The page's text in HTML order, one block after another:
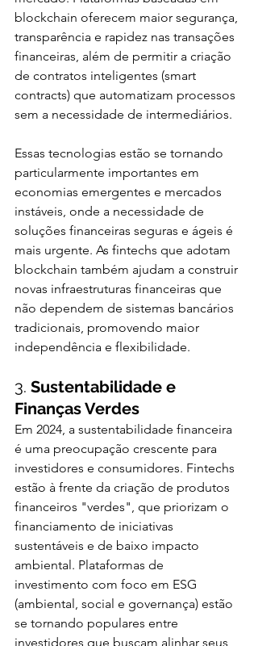
blockchain oferecem maior segurança,
transparência e rapidez nas transações
financeiras, além de permitir a criação
de contratos inteligentes (smart
contracts) que automatizam processos
sem a necessidade de intermediários.
Essas tecnologias estão se tornando
particularmente importantes em
economias emergentes e mercados
instáveis, onde a necessidade de
soluções financeiras seguras e ágeis é
mais urgente. As fintechs que adotam
blockchain também ajudam a construir
novas infraestruturas financeiras que
não dependem de sistemas bancários
tradicionais, promovendo maior
independência e flexibilidade.
3. Sustentabilidade e
Finanças Verdes
Em 2024, a sustentabilidade financeira
é uma preocupação crescente para
investidores e consumidores. Fintechs
estão à frente da criação de produtos
financeiros "verdes", que priorizam o
financiamento de iniciativas
sustentáveis e de baixo impacto
ambiental. Plataformas de
investimento com foco em ESG
(ambiental, social e governança) estão
se tornando populares entre
investidores que buscam alinhar seus